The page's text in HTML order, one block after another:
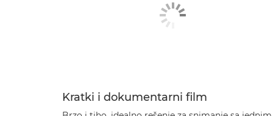
Kratki i dokumentarni film